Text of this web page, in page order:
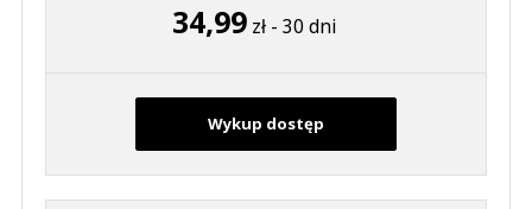
34,99 zł - 30 dni
Wykup dostęp